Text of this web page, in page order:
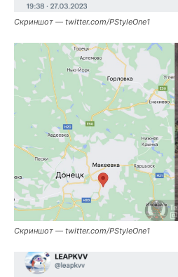
Скриншот — twitter.com/PStyleOne1
Скриншот — twitter.com/PStyleOne1